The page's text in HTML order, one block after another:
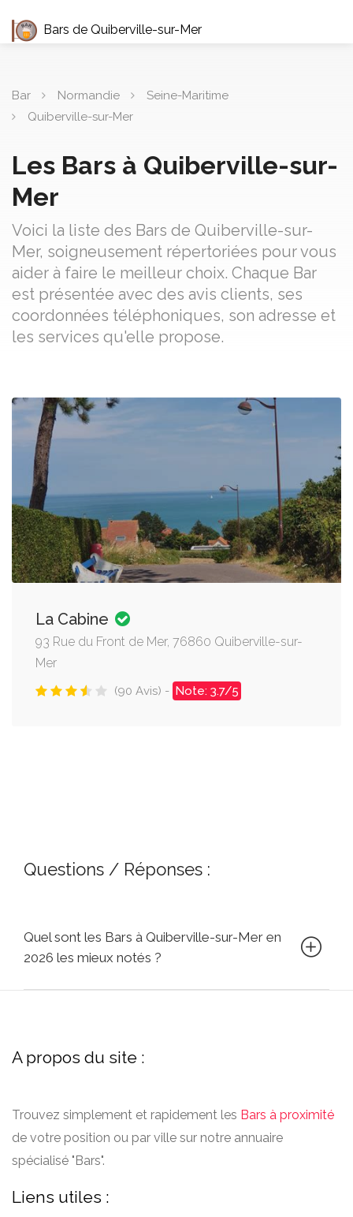
Bars de Quiberville-sur-Mer
Bar Normandie
Seine-Maritime
Quiberville-sur-Mer
Les Bars à Quiberville-sur-
Mer
Voici la liste des Bars de Quiberville-sur-
Mer, soigneusement répertoriées pour vous
aider à faire le meilleur choix. Chaque Bar
est présentée avec des avis clients, ses
coordonnées téléphoniques, son adresse et
les services qu'elle propose.
La Cabine
93 Rue du Front de Mer, 76860 Quiberville-sur-
Mer
(90 Avis) - Note: 3.7/5
Questions / Réponses :
Quel sont les Bars à Quiberville-sur-Mer en
2026 les mieux notés ?
A propos du site :
Trouvez simplement et rapidement les Bars à proximité
de votre position ou par ville sur notre annuaire
spécialisé "Bars".
Liens utiles :